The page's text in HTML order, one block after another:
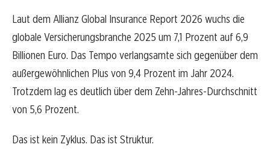
Laut dem Allianz Global Insurance Report 2026 wuchs die
globale Versicherungsbranche 2025 um 7,1 Prozent auf 6,9
Billionen Euro. Das Tempo verlangsamte sich gegenüber dem
außergewöhnlichen Plus von 9,4 Prozent im Jahr 2024.
Trotzdem lag es deutlich über dem Zehn-Jahres-Durchschnitt
von 5,6 Prozent.
Das ist kein Zyklus. Das ist Struktur.